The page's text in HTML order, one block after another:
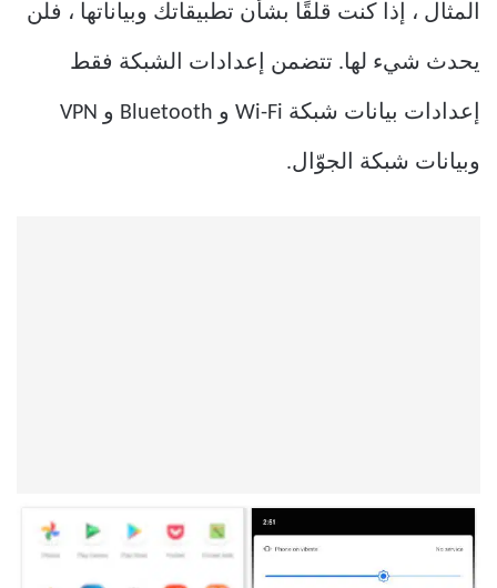
المثال ، إذا كنت قلقًا بشأن تطبيقاتك وبياناتها ، فلن
يحدث شيء لها. تتضمن إعدادات الشبكة فقط
إعدادات بيانات شبكة Wi-Fi و Bluetooth و VPN
وبيانات شبكة الجوّال.